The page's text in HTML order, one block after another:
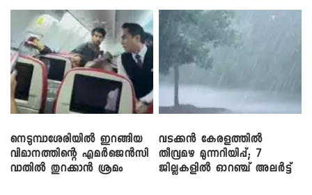
നെടുമ്പാശേരിയിൽ ഇറങ്ങിയ
വിമാനത്തിന്റെ എമർജെൻസി
വാതിൽ തുറക്കാൻ ശ്രമം
വടക്കൻ കേരളത്തിൽ
തീവ്രമഴ മുന്നറിയിപ്പ്; 7
ജില്ലകളിൽ ഓറഞ്ച് അലർട്ട്